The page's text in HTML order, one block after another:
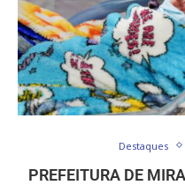
Destaques
PREFEITURA DE